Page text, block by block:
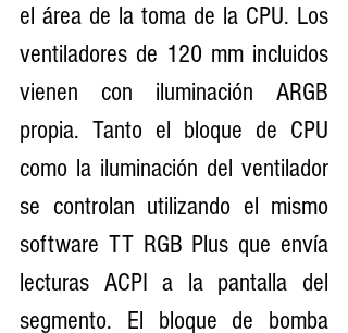
el área de la toma de la CPU. Los
ventiladores de 120 mm incluidos
vienen con iluminación ARGB
propia. Tanto el bloque de CPU
como la iluminación del ventilador
se controlan utilizando el mismo
software TT RGB Plus que envía
lecturas ACPI a la pantalla del
segmento. El bloque de bomba